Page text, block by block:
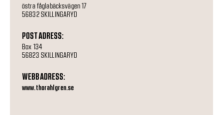
östra fåglabäcksvägen 17
56832 SKILLINGARYD
POSTADRESS:
Box 134
56823 SKILLINGARYD
WEBBADRESS:
www.thorahlgren.se